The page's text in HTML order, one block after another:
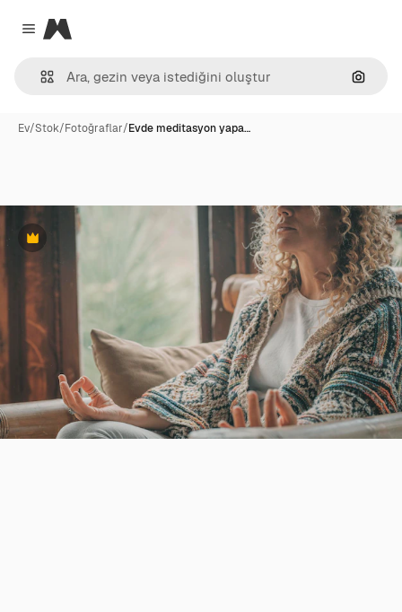
Close menu
Magnific
Ev/Stok/Fotoğraflar/Evde meditasyon yapa…
Premium